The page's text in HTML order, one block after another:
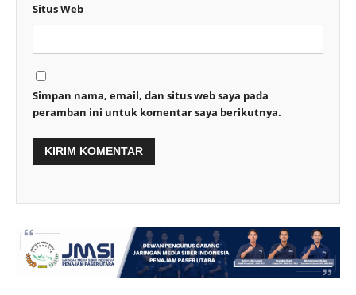
Situs Web
Simpan nama, email, dan situs web saya pada
peramban ini untuk komentar saya berikutnya.